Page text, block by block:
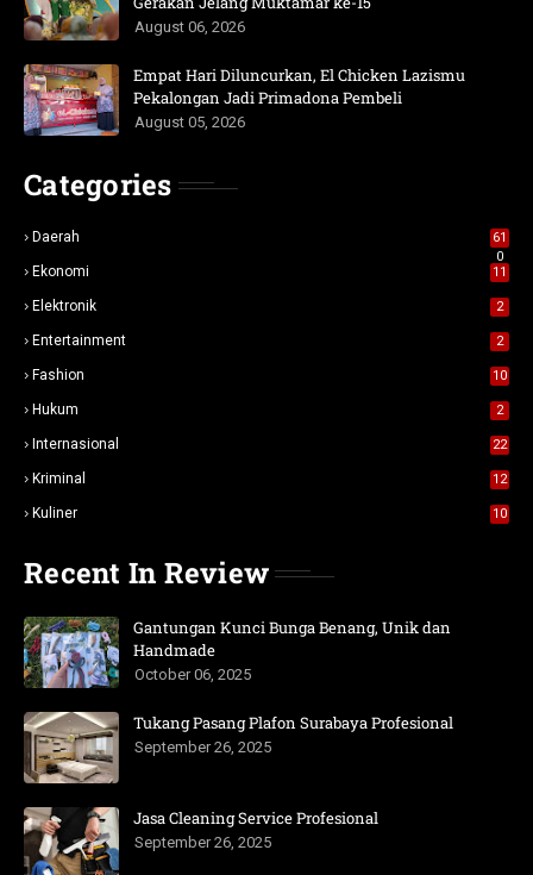
August 06, 2026
Empat Hari Diluncurkan, El Chicken Lazismu
Pekalongan Jadi Primadona Pembeli
August 05, 2026
Categories
Daerah
61
0
Ekonomi 11
Elektronik 2
Entertainment 2
Fashion 10
Hukum 2
Internasional 22
Kriminal 12
Kuliner 10
Recent In Review
Gantungan Kunci Bunga Benang, Unik dan
Handmade
October 06, 2025
Tukang Pasang Plafon Surabaya Profesional
September 26, 2025
Jasa Cleaning Service Profesional
September 26, 2025